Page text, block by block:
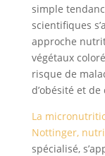
simple
scientifiques
approche
végétaux
risque de
d’obésité et
La
Nottinger,
spécialisé,